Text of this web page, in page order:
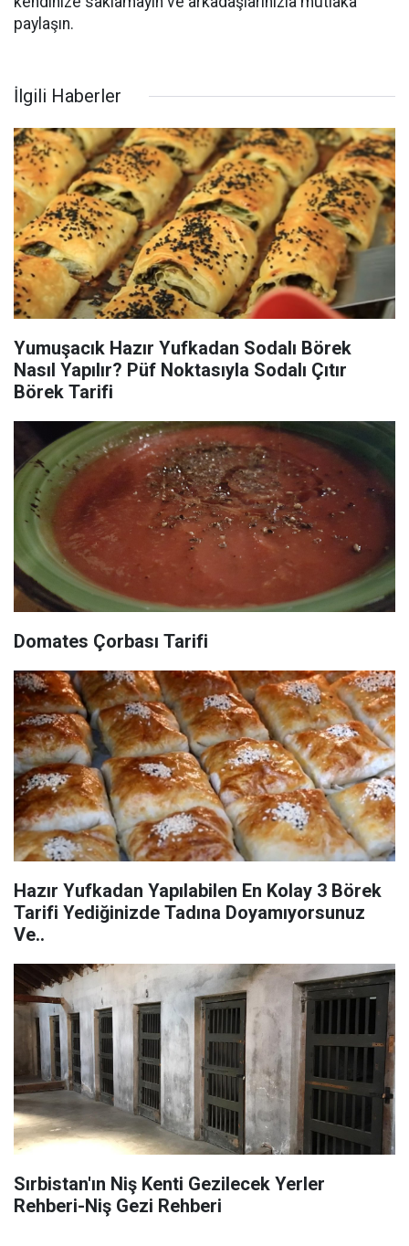
paylaşın.
İlgili Haberler
Yumuşacık Hazır Yufkadan Sodalı Börek
Nasıl Yapılır? Püf Noktasıyla Sodalı Çıtır
Börek Tarifi
Domates Çorbası Tarifi
Hazır Yufkadan Yapılabilen En Kolay 3 Börek
Tarifi Yediğinizde Tadına Doyamıyorsunuz
Ve..
Sırbistan'ın Niş Kenti Gezilecek Yerler
Rehberi-Niş Gezi Rehberi